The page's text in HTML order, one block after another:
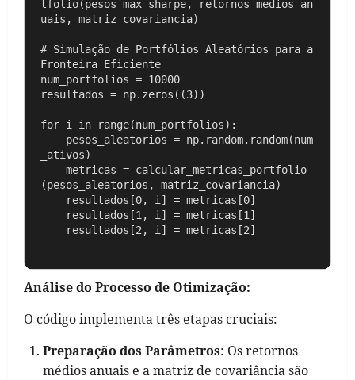
tfolio(pesos_max_sharpe, retornos_medios_an
uais, matriz_covariancia)
# Simulação de Portfólios Aleatórios para a
Fronteira Eficiente
num_portfolios = 10000
resultados = np.zeros((3))
for i in range(num_portfolios):
_ativos)
(pesos_aleatorios, matriz_covariancia)
Análise do Processo de Otimização:
O código implementa três etapas cruciais:
Preparação dos Parâmetros: Os retornos
médios anuais e a matriz de covariância são